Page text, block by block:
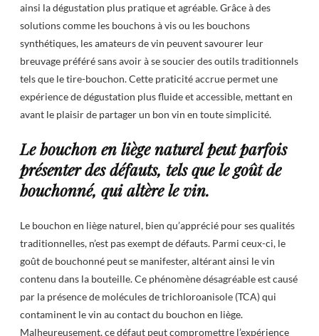
ainsi la dégustation plus pratique et agréable. Grâce à des
solutions comme les bouchons à vis ou les bouchons
synthétiques, les amateurs de vin peuvent savourer leur
breuvage préféré sans avoir à se soucier des outils traditionnels
tels que le tire-bouchon. Cette praticité accrue permet une
expérience de dégustation plus fluide et accessible, mettant en
avant le plaisir de partager un bon vin en toute simplicité.
Le bouchon en liège naturel peut parfois
présenter des défauts, tels que le goût de
bouchonné, qui altère le vin.
Le bouchon en liège naturel, bien qu’apprécié pour ses qualités
traditionnelles, n’est pas exempt de défauts. Parmi ceux-ci, le
goût de bouchonné peut se manifester, altérant ainsi le vin
contenu dans la bouteille. Ce phénomène désagréable est causé
par la présence de molécules de trichloroanisole (TCA) qui
contaminent le vin au contact du bouchon en liège.
Malheureusement, ce défaut peut compromettre l’expérience